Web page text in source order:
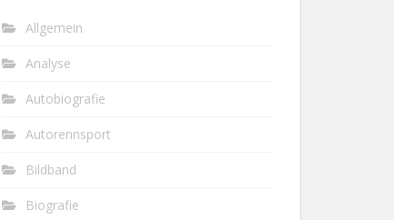
Allgemein
Analyse
Autobiografie
Autorennsport
Bildband
Biografie